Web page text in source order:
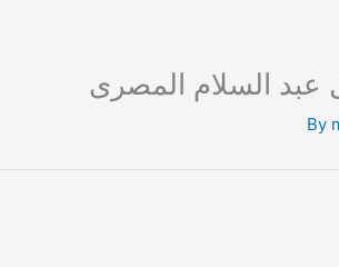
عبد السلام المصرى
By